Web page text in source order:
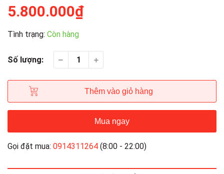
5.800.000₫
Tình trạng: Còn hàng
Số lượng:
Thêm vào giỏ hàng
Mua ngay
Gọi đặt mua: 0914311264 (8:00 - 22:00)